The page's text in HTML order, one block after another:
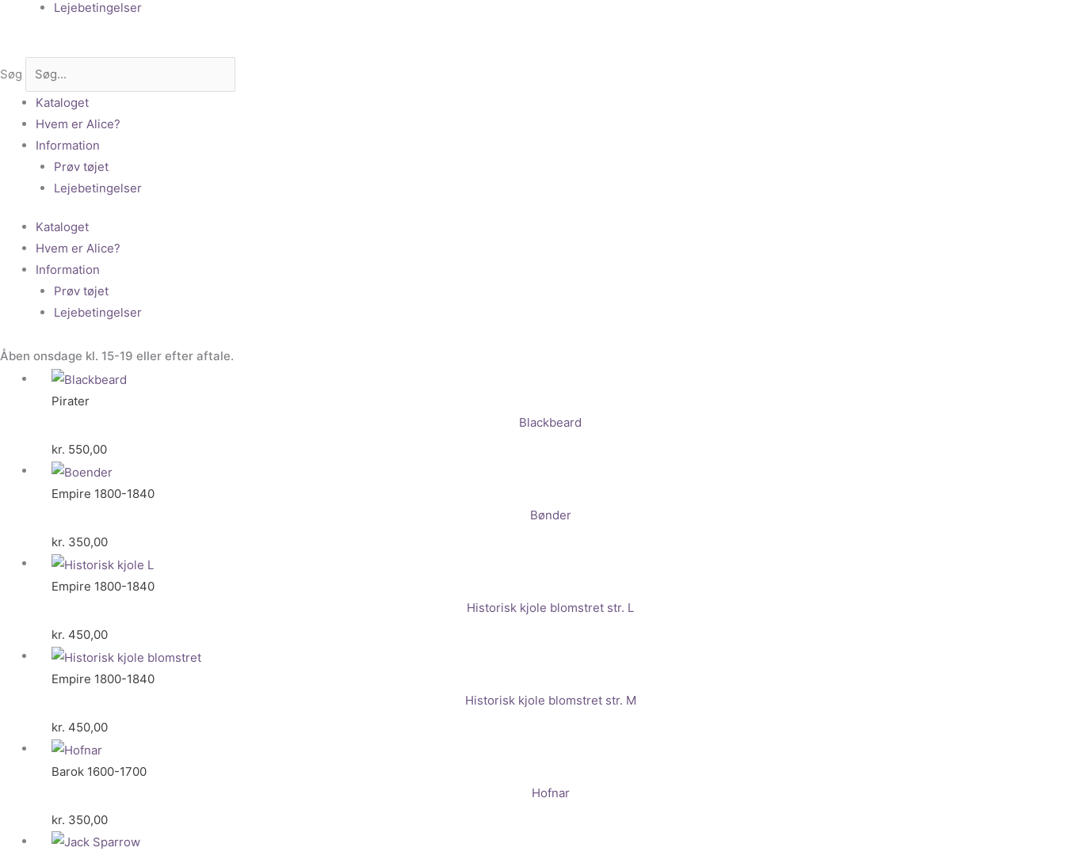
Lejebetingelser
Søg
Kataloget
Hvem er Alice?
Information
Prøv tøjet
Lejebetingelser
Kataloget
Hvem er Alice?
Information
Prøv tøjet
Lejebetingelser
Åben onsdage kl. 15-19 eller efter aftale.
Pirater
Blackbeard
kr. 550,00
Empire 1800-1840
Bønder
kr. 350,00
Empire 1800-1840
Historisk kjole blomstret str. L
kr. 450,00
Empire 1800-1840
Historisk kjole blomstret str. M
kr. 450,00
Barok 1600-1700
Hofnar
kr. 350,00